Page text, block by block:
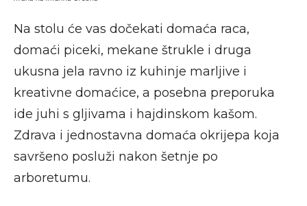
Na stolu će vas dočekati domaća raca,
domaći piceki, mekane štrukle i druga
ukusna jela ravno iz kuhinje marljive i
kreativne domaćice, a posebna preporuka
ide juhi s gljivama i hajdinskom kašom.
Zdrava i jednostavna domaća okrijepa koja
savršeno posluži nakon šetnje po
arboretumu.